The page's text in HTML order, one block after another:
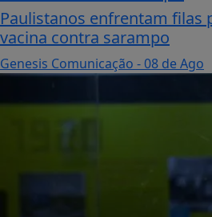
Paulistanos enfrentam filas
vacina contra sarampo
Genesis Comunicação - 08 de Ago